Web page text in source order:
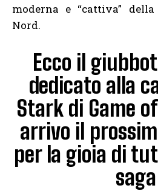
moderna e “cattiva”
Nord.
Ecco il
dedicato alla
Stark di Game
arrivo il
per la gioia di
saga